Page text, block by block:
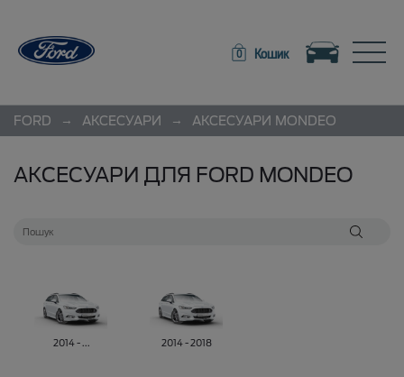
0 Кошик Toggle navigation
FORD → АКСЕСУАРИ → АКСЕСУАРИ MONDEO
АКСЕСУАРИ ДЛЯ FORD MONDEO
2014 - ... 2014 - 2018